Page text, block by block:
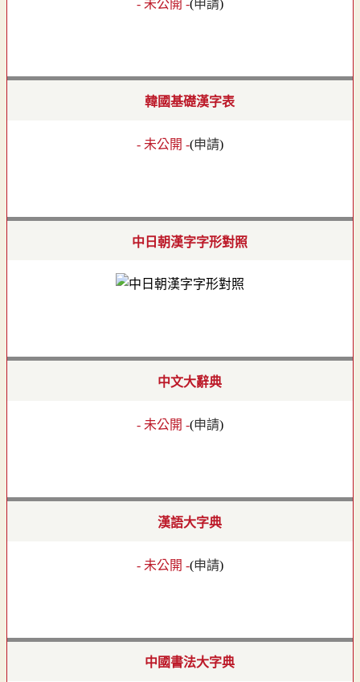
- 未公開 -(申請)
韓國基礎漢字表
- 未公開 -(申請)
中日朝漢字字形對照
中文大辭典
- 未公開 -(申請)
漢語大字典
- 未公開 -(申請)
中國書法大字典